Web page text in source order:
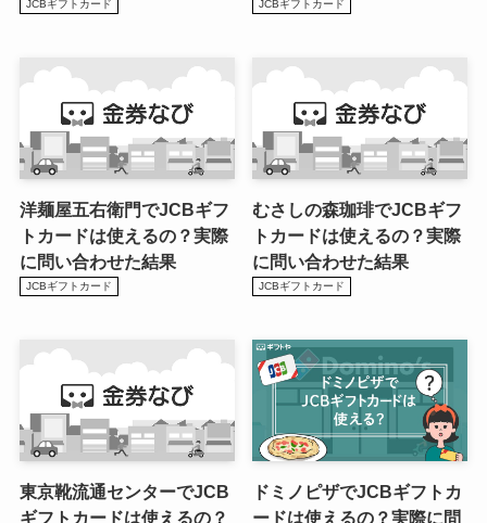
JCBギフトカード JCBギフトカード
洋麺屋五右衛門でJCBギフ
トカードは使えるの？実際
に問い合わせた結果
JCBギフトカード
むさしの森珈琲でJCBギフ
トカードは使えるの？実際
に問い合わせた結果
JCBギフトカード
東京靴流通センターでJCB
ギフトカードは使えるの？
ドミノピザでJCBギフトカ
ードは使えるの？実際に問